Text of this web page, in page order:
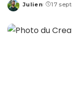
Posted
Julien 17